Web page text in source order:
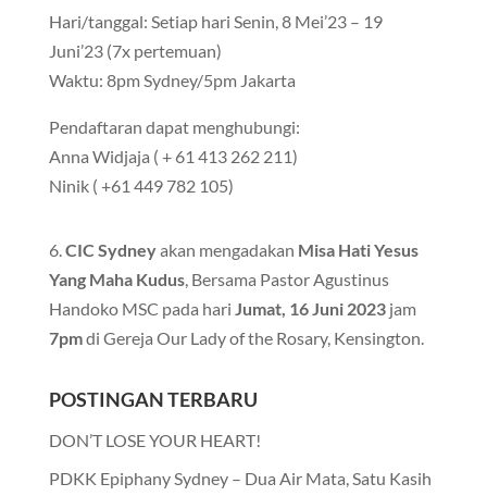
Hari/tanggal: Setiap hari Senin, 8 Mei’23 – 19
Juni’23 (7x pertemuan)
Waktu: 8pm Sydney/5pm Jakarta
Pendaftaran dapat menghubungi:
Anna Widjaja ( + 61 413 262 211)
Ninik ( +61 449 782 105)
6.CIC Sydneyakan mengadakan Misa Hati Yesus
Yang Maha Kudus, Bersama Pastor Agustinus
Handoko MSC pada hari Jumat, 16 Juni 2023 jam
7pmdi Gereja Our Lady of the Rosary, Kensington.
POSTINGAN TERBARU
DON’T LOSE YOUR HEART!
PDKK Epiphany Sydney – Dua Air Mata, Satu Kasih